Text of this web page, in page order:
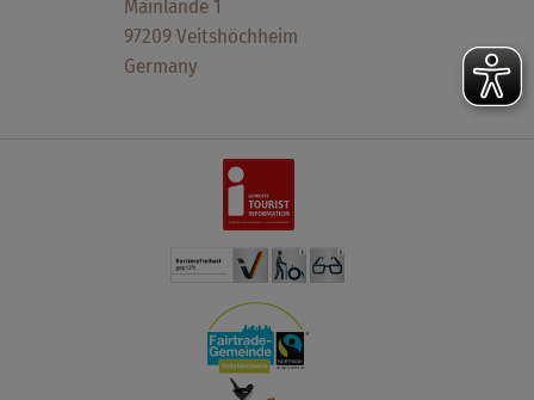
Mainlände 1
97209 Veitshöchheim
Germany